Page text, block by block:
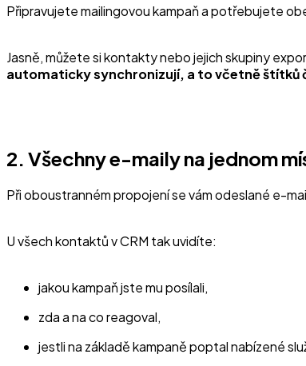
Připravujete mailingovou kampaň a potřebujete
Jasně, můžete si kontakty nebo jejich skupiny
automaticky synchronizují, a to včetně štítků
2. Všechny e-maily na jednom
Při oboustranném propojení se vám odeslané e-
U všech kontaktů v CRM tak uvidíte:
jakou kampaň jste mu posílali,
zda a na co reagoval,
jestli na základě kampaně poptal nabízené